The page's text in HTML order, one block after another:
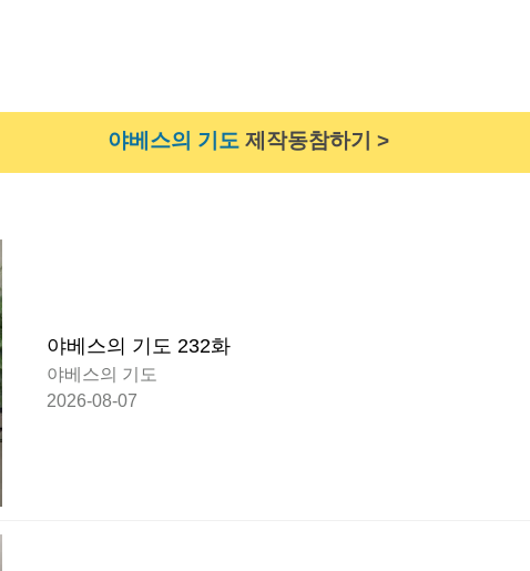
야베스의 기도 제작동참하기 >
야베스의 기도 232화
야베스의 기도
2026-08-07